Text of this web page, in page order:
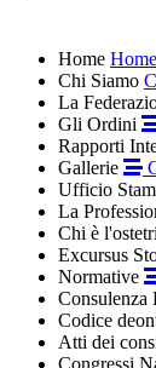
Home Home
Chi Siamo
La
Gli Ordini
Rapporti
Gallerie
Ufficio
La
Chi è
Excursus
Normative
Consulenza
Codice
Atti dei
Congressi